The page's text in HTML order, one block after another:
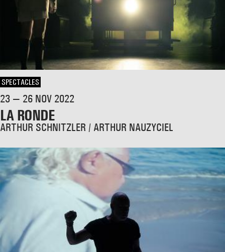
SPECTACLES
23 — 26 NOV 2022
LA RONDE
ARTHUR SCHNITZLER / ARTHUR NAUZYCIEL